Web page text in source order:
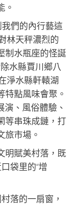
。
我們的內行藝這
林天秤濃烈的
制水瓶座的怪誕
水縣賈川鄉八
淨水縣軒轅湖
特點風味會聚。
演、風俗體驗、
等串珠成鏈，打
旅市場。
明賦美村落，既
袋里的“增
落的一扇窗，